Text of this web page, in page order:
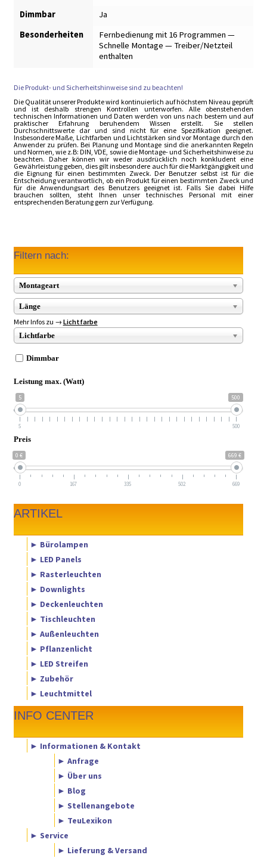
Dimmbar
Ja
Besonderheiten
Fernbedienung mit 16 Programmen —
Schnelle Montage — Treiber/Netzteil
enthalten
Die Produkt- und Sicherheitshinweise sind zu beachten!
Die Qualität unserer Produkte wird kontinuierlich auf höchstem Niveau geprüft
und ist deshalb strengen Kontrollen unterworfen. Alle obenstehenden
technischen Informationen und Daten werden von uns nach bestem und auf
praktischer Erfahrung beruhendem Wissen erstellt. Sie stellen
Durchschnittswerte dar und sind nicht für eine Spezifikation geeignet.
Insbesondere Maße, Lichtfarben und Lichtstärken sind vor Montage durch den
Anwender zu prüfen. Bei Planung und Montage sind die anerkannten Regeln
und Normen, wie z.B: DIN, VDE, sowie die Montage- und Sicherheitshinweise zu
beachten. Daher können wir weder ausdrücklich noch konkludent eine
Gewährleistung geben, dies gilt insbesondere auch für die Marktgängigkeit und
die Eignung für einen bestimmten Zweck. Der Benutzer selbst ist für die
Entscheidung verantwortlich, ob ein Produkt für einen bestimmten Zweck und
für die Anwendungsart des Benutzers geeignet ist. Falls Sie dabei Hilfe
brauchen sollten, steht Ihnen unser technisches Personal mit einer
entsprechenden Beratung gern zur Verfügung.
Filtern nach:
Montageart
Länge
Mehr Infos zu → Lichtfarbe
Lichtfarbe
Dimmbar
Leistung max. (Watt)
5 500
5 500
Preis
0 € 669 €
0 167 335 502 669
ARTIKEL
► Bürolampen
► LED Panels
► Rasterleuchten
► Downlights
► Deckenleuchten
► Tischleuchten
► Außenleuchten
► Pflanzenlicht
► LED Streifen
► Zubehör
► Leuchtmittel
INFO CENTER
► Informationen & Kontakt
► Anfrage
► Über uns
► Blog
► Stellenangebote
► TeuLexikon
► Service
► Lieferung & Versand